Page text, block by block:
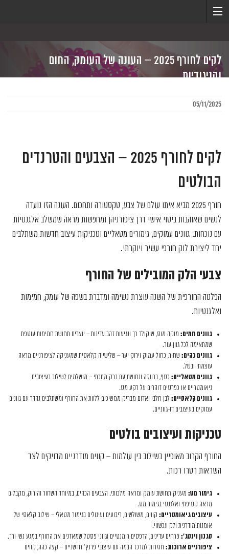
לקים לחורף 2025 – העונה של העומק, החום
והניגודיות
05/11/2025
לקים לחורף 2025 – הצבעים והטרנדים
הבולטים
חורף 2025 מביא איתו עולם של צבע, טקסטורה ותחכום. העונה הזו נועדה
לנשים שאוהבות ביטוי אישי דרך ציפורניהן ומחפשות מראה שמשלב אלגנטיות
עם נוכחות. גוונים עמוקים, גימורים מטאליים וטכניקות עיצוב חדשות משתלבים
יחד ליצירת לוק חורפי עשיר ויוקרתי.
צבעי הלק המובילים של החורף
הפלטה החורפית של השנה עוצרת נשימה ומדברת בשפה של עומק, חמימות
ואלגנטיות.
גוונים חמים:מוקה מוס, שוקולד רך ונגיעות זהב עדינות – יוצרים תחושת חמימות עוטפת
שמתאימה לכל גוון עור.
גוונים כהים:שחור, כחול עמוק וירוק יער – שלישייה קלאסית שמעניקה לציפורניים מראה
עוצמתי ובשל.
גוונים מטאליים:כסף, ברונזה ונחושת עם ברק מתכתי – מושלמים לשילוב בעיצובים
גיאומטריים או כפרטים זוהרים על רקע מט.
גוונים קלאסיים:לבן חלבי ואדום מבריק ממשיכים ללוות את החורף ומשתלבים נהדר עם גוונים
עמוקים בעיצובים דו-גווניים.
טכניקות ועיצובים בולטים
החורף הקרוב מאופיין בשילוב בין עולמות – קווים מודרניים מדויקים לצד
השראות רטרו רכות.
גימור מט:מעניק תחושת עומק ומראה מלכותי. הצבעים הכהים, במיוחד השחור והירוק, מקבלים
מראה קטיפתי ואלגנטי בגימור מט.
עיצובים גיאומטריים:קווים, משולשים, ריבועים ועיגולים בגימור מטאלי – שילוב קלאסי של
אומנות מודרנית ולק עכשווי.
סגנון וינטג’:פרחים עדינים, הדפסים רומנטיים וגווני פסטל שמאזנים את החורף במגע נשי ורך.
ציפורניים ארוכות:חוזרות למרכז הבמה עם עיצובי פרנץ' חדשניים – קצה כהה, קווים